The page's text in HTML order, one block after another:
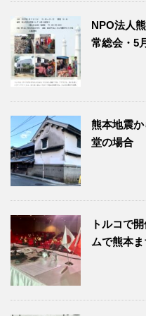
NPO法人
常総会・5
熊本地震
堂の場合
トルコで
ムで熊本